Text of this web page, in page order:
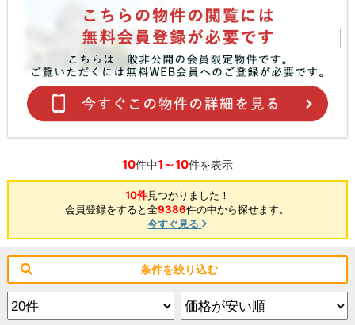
10件中1～10件を表示
10件見つかりました！
会員登録をすると全9386件の中から探せます。
今すぐ見る
条件を絞り込む